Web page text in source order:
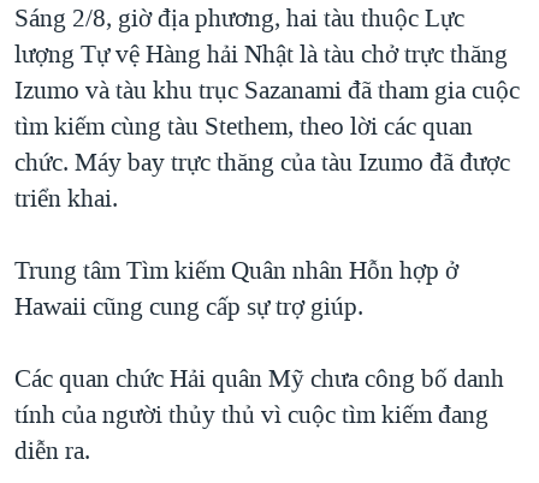
QUAN HỆ VIỆT MỸ
Sáng 2/8, giờ địa phương, hai tàu thuộc Lực
lượng Tự vệ Hàng hải Nhật là tàu chở trực thăng
Izumo và tàu khu trục Sazanami đã tham gia cuộc
tìm kiếm cùng tàu Stethem, theo lời các quan
chức. Máy bay trực thăng của tàu Izumo đã được
triển khai.
Trung tâm Tìm kiếm Quân nhân Hỗn hợp ở
Hawaii cũng cung cấp sự trợ giúp.
Các quan chức Hải quân Mỹ chưa công bố danh
tính của người thủy thủ vì cuộc tìm kiếm đang
diễn ra.